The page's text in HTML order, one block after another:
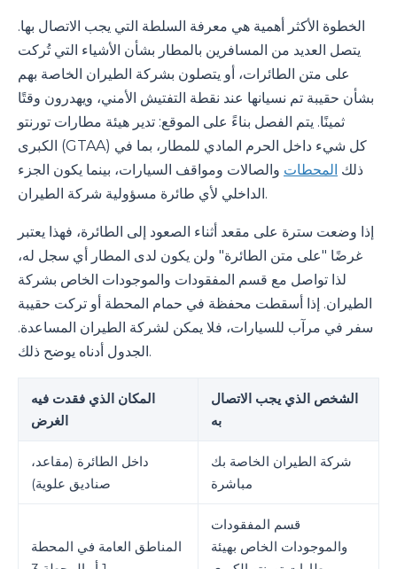
الخطوة الأكثر أهمية هي معرفة السلطة التي يجب الاتصال بها.
يتصل العديد من المسافرين بالمطار بشأن الأشياء التي تُركت
على متن الطائرات، أو يتصلون بشركة الطيران الخاصة بهم
بشأن حقيبة تم نسيانها عند نقطة التفتيش الأمني، ويهدرون وقتًا
ثمينًا. يتم الفصل بناءً على الموقع: تدير هيئة مطارات تورنتو
الكبرى (GTAA) كل شيء داخل الحرم المادي للمطار، بما في
ذلك المحطات والصالات ومواقف السيارات، بينما يكون الجزء
الداخلي لأي طائرة مسؤولية شركة الطيران.
إذا وضعت سترة على مقعد أثناء الصعود إلى الطائرة، فهذا يعتبر
غرضًا "على متن الطائرة" ولن يكون لدى المطار أي سجل له،
لذا تواصل مع قسم المفقودات والموجودات الخاص بشركة
الطيران. إذا أسقطت محفظة في حمام المحطة أو تركت حقيبة
سفر في مرآب للسيارات، فلا يمكن لشركة الطيران المساعدة.
الجدول أدناه يوضح ذلك.
المكان الذي فقدت فيه
الغرض
الشخص الذي يجب الاتصال
به
داخل الطائرة (مقاعد،
صناديق علوية)
شركة الطيران الخاصة بك
مباشرة
المناطق العامة في المحطة
قسم المفقودات
والموجودات الخاص بهيئة